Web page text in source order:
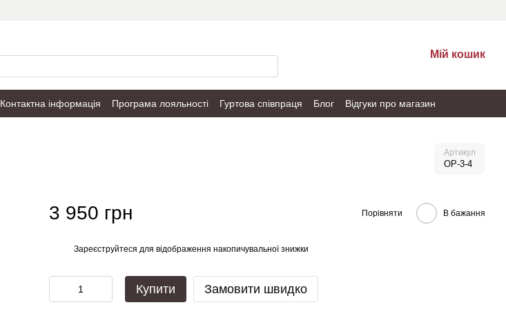
Мій кошик
Контактна інформація Програма лояльності Гуртова співпраця Блог
Відгуки про магазин
Артикул
OP-3-4
3 950 грн Порівняти В бажання
Зареєструйтеся для відображення накопичувальної знижки
Купити Замовити швидко